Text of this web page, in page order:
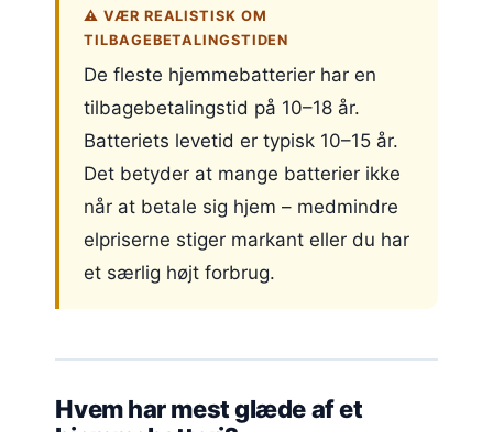
⚠️ VÆR REALISTISK OM
TILBAGEBETALINGSTIDEN
De fleste hjemmebatterier har en
tilbagebetalingstid på 10–18 år.
Batteriets levetid er typisk 10–15 år.
Det betyder at mange batterier ikke
når at betale sig hjem – medmindre
elpriserne stiger markant eller du har
et særlig højt forbrug.
Hvem har mest glæde af et